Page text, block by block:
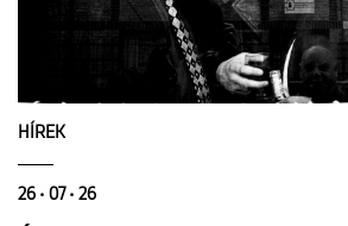
HÍREK
26 • 07 • 26